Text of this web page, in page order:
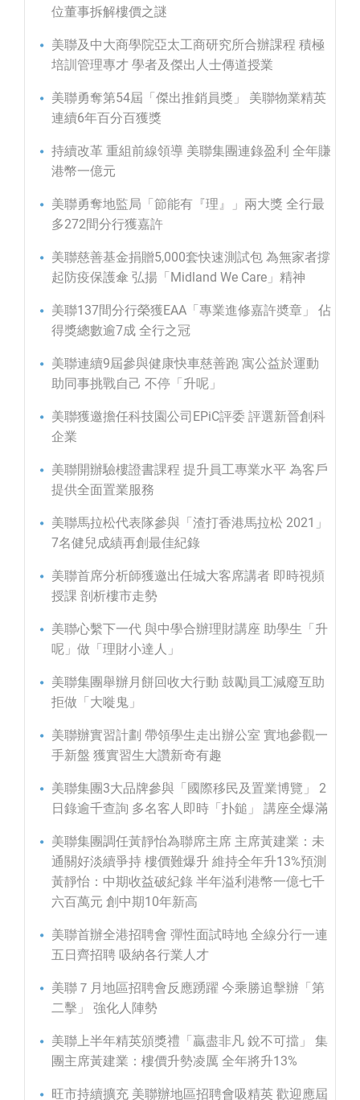
位董事拆解樓價之謎
美聯及中大商學院亞太工商研究所合辦課程 積極
培訓管理專才 學者及傑出人士傳道授業
美聯勇奪第54屆「傑出推銷員獎」 美聯物業精英
連續6年百分百獲獎
持續改革 重組前線領導 美聯集團連錄盈利 全年賺
港幣一億元
美聯勇奪地監局「節能有『理』」兩大獎 全行最
多272間分行獲嘉許
美聯慈善基金捐贈5,000套快速測試包 為無家者撐
起防疫保護傘 弘揚「Midland We Care」精神
美聯137間分行榮獲EAA「專業進修嘉許奬章」 佔
得獎總數逾7成 全行之冠
美聯連續9屆參與健康快車慈善跑 寓公益於運動
助同事挑戰自己 不停「升呢」
美聯獲邀擔任科技園公司EPiC評委 評選新晉創科
企業
美聯開辦驗樓證書課程 提升員工專業水平 為客戶
提供全面置業服務
美聯馬拉松代表隊參與「渣打香港馬拉松 2021」
7名健兒成績再創最佳紀錄
美聯首席分析師獲邀出任城大客席講者 即時視頻
授課 剖析樓市走勢
美聯心繫下一代 與中學合辦理財講座 助學生「升
呢」做「理財小達人」
美聯集團舉辦月餅回收大行動 鼓勵員工減廢互助
拒做「大嘥鬼」
美聯辦實習計劃 帶領學生走出辦公室 實地參觀一
手新盤 獲實習生大讚新奇有趣
美聯集團3大品牌參與「國際移民及置業博覽」 2
日錄逾千查詢 多名客人即時「扑鎚」 講座全爆滿
美聯集團調任黃靜怡為聯席主席 主席黃建業：未
通關好淡續爭持 樓價難爆升 維持全年升13%預測
黃靜怡：中期收益破紀錄 半年溢利港幣一億七千
六百萬元 創中期10年新高
美聯首辦全港招聘會 彈性面試時地 全線分行一連
五日齊招聘 吸納各行業人才
美聯７月地區招聘會反應踴躍 今乘勝追擊辦「第
二擊」 強化人陣勢
美聯上半年精英頒獎禮「贏盡非凡 銳不可擋」 集
團主席黃建業：樓價升勢凌厲 全年將升13%
旺市持續擴充 美聯辦地區招聘會吸精英 歡迎應屆